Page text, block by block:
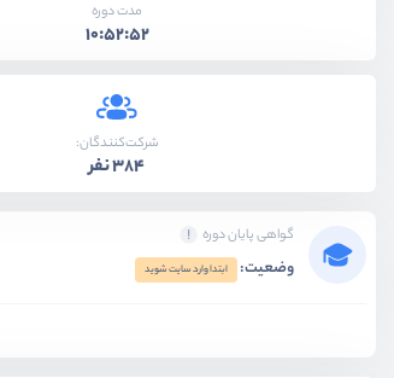
مدت دوره
10:52:52
شرکت‌کنندگان:
384 نفر
گواهی پایان دوره
وضعیت: ابتدا وارد سایت شوید